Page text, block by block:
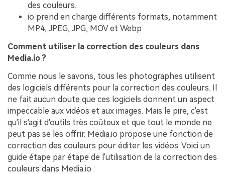
des couleurs.
io prend en charge différents formats, notamment
MP4, JPEG, JPG, MOV et Webp.
Comment utiliser la correction des couleurs dans
Media.io ?
Comme nous le savons, tous les photographes utilisent
des logiciels différents pour la correction des couleurs. Il
ne fait aucun doute que ces logiciels donnent un aspect
impeccable aux vidéos et aux images. Mais le pire, c'est
qu'il s'agit d'outils très coûteux et que tout le monde ne
peut pas se les offrir. Media.io propose une fonction de
correction des couleurs pour éditer les vidéos. Voici un
guide étape par étape de l'utilisation de la correction des
couleurs dans Media.io :